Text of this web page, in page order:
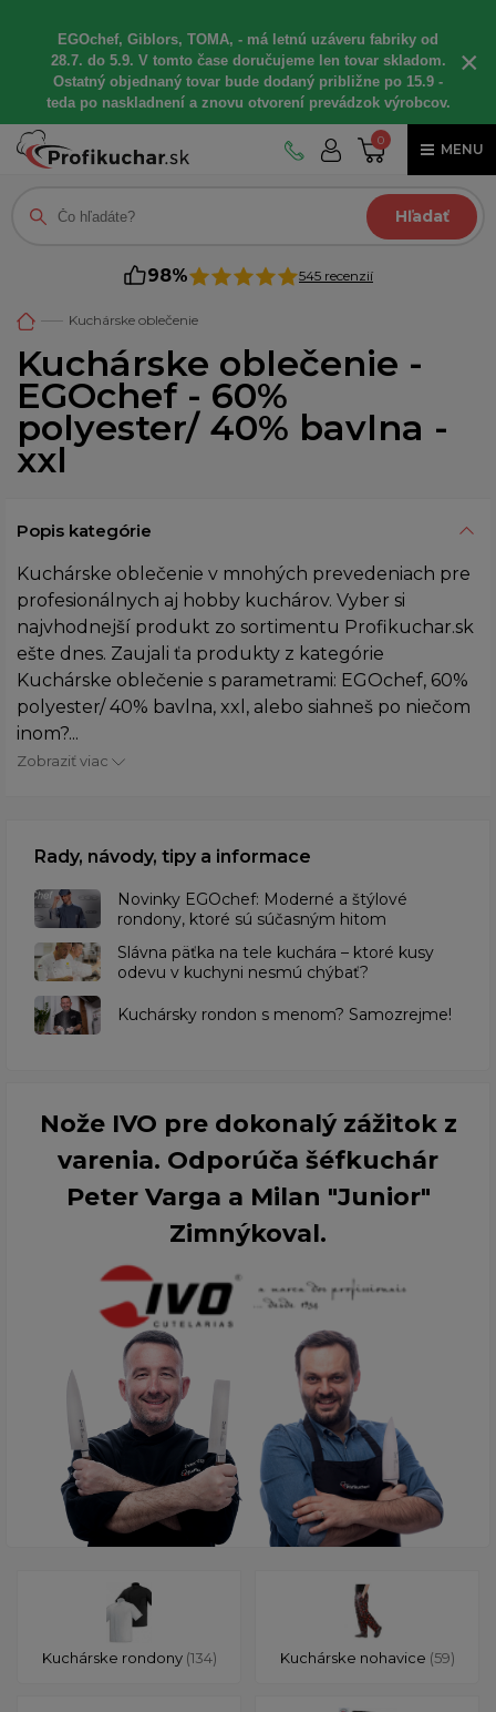
EGOchef, Giblors, TOMA, - má letnú uzáveru fabriky od
28.7. do 5.9. V tomto čase doručujeme len tovar skladom.
Ostatný objednaný tovar bude dodaný približne po 15.9 -
teda po naskladnení a znovu otvorení prevádzok výrobcov.
×
0
MENU
Hľadať
98% 545 recenzií
Kuchárske oblečenie
Kuchárske oblečenie -
EGOchef - 60%
polyester/ 40% bavlna -
xxl
Popis kategórie
Kuchárske oblečenie v mnohých prevedeniach pre
profesionálnych aj hobby kuchárov. Vyber si
najvhodnejší produkt zo sortimentu Profikuchar.sk
ešte dnes. Zaujali ťa produkty z kategórie
Kuchárske oblečenie s parametrami: EGOchef, 60%
polyester/ 40% bavlna, xxl, alebo siahneš po niečom
inom?...
Zobraziť viac
Rady, návody, tipy a informace
Novinky EGOchef: Moderné a štýlové
rondony, ktoré sú súčasným hitom
Slávna päťka na tele kuchára – ktoré kusy
odevu v kuchyni nesmú chýbať?
Kuchársky rondon s menom? Samozrejme!
Nože IVO pre dokonalý zážitok z
varenia. Odporúča šéfkuchár
Peter Varga a Milan "Junior"
Zimnýkoval.
Kuchárske rondony (134) Kuchárske nohavice (59)